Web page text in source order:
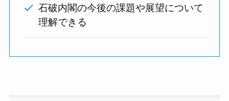
石破内閣の今後の課題や展望について
理解できる